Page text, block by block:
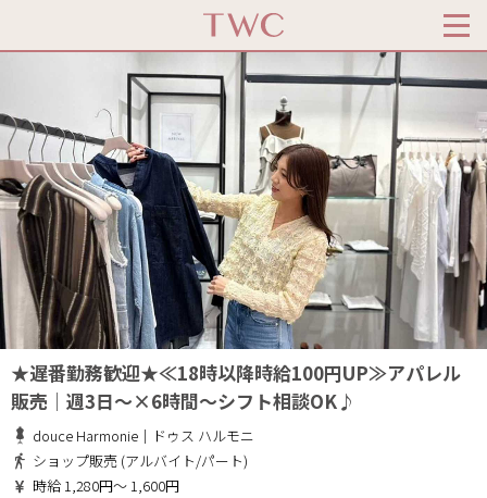
★遅番勤務歓迎★≪18時以降時給100円UP≫アパレル
販売｜週3日～×6時間～シフト相談OK♪
douce Harmonie｜ドゥス ハルモニ
ショップ販売 (アルバイト/パート)
時給 1,280円～ 1,600円